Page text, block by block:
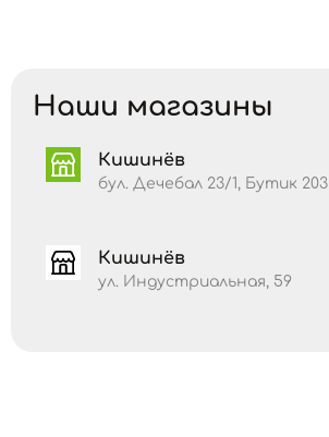
Наши магазины
Кишинёв
бул. Дечебал 23/1, Бутик 203
Кишинёв
ул. Индустриальная, 59